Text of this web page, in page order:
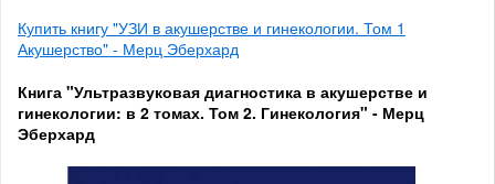
Купить книгу "УЗИ в акушерстве и гинекологии. Том 1
Акушерство" - Мерц Эберхард
Книга "Ультразвуковая диагностика в акушерстве и
гинекологии: в 2 томах. Том 2. Гинекология" - Мерц
Эберхард